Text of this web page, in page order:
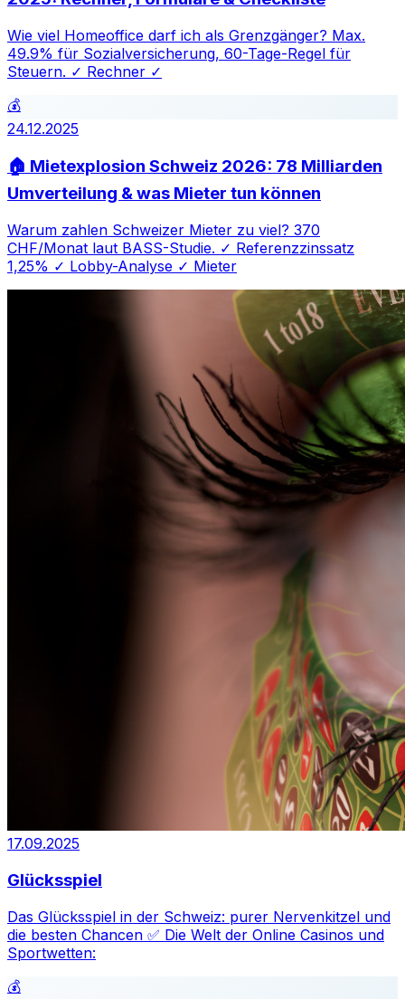
Wie viel Homeoffice darf ich als Grenzgänger? Max.
49.9% für Sozialversicherung, 60-Tage-Regel für
Steuern. ✓ Rechner ✓
💰
24.12.2025
🏠 Mietexplosion Schweiz 2026: 78 Milliarden
Umverteilung & was Mieter tun können
Warum zahlen Schweizer Mieter zu viel? 370
CHF/Monat laut BASS-Studie. ✓ Referenzzinssatz
1,25% ✓ Lobby-Analyse ✓ Mieter
17.09.2025
Glücksspiel
Das Glücksspiel in der Schweiz: purer Nervenkitzel und
die besten Chancen ✅ Die Welt der Online Casinos und
Sportwetten:
💰